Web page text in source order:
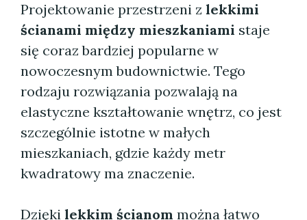
Projektowanie przestrzeni z lekkimi
ścianami między mieszkaniami staje
się coraz bardziej popularne w
nowoczesnym budownictwie. Tego
rodzaju rozwiązania pozwalają na
elastyczne kształtowanie wnętrz, co jest
szczególnie istotne w małych
mieszkaniach, gdzie każdy metr
kwadratowy ma znaczenie.
Dzięki lekkim ścianom można łatwo